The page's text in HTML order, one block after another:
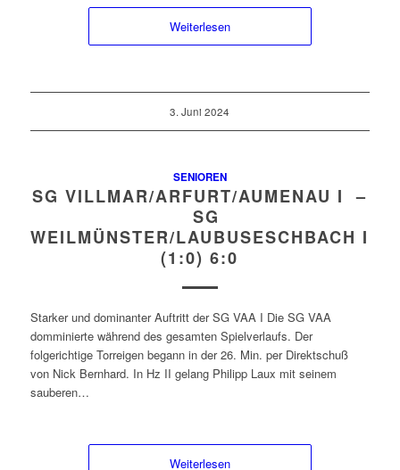
Weiterlesen
3. Juni 2024
SENIOREN
SG VILLMAR/ARFURT/AUMENAU I –
SG
WEILMÜNSTER/LAUBUSESCHBACH I
(1:0) 6:0
Starker und dominanter Auftritt der SG VAA I Die SG VAA
domminierte während des gesamten Spielverlaufs. Der
folgerichtige Torreigen begann in der 26. Min. per Direktschuß
von Nick Bernhard. In Hz II gelang Philipp Laux mit seinem
sauberen…
Weiterlesen